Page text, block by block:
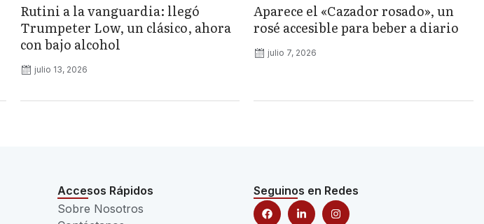
Rutini a la vanguardia: llegó
Trumpeter Low, un clásico, ahora
con bajo alcohol
julio 13, 2026
Aparece el «Cazador rosado», un
rosé accesible para beber a diario
julio 7, 2026
Accesos Rápidos
Sobre Nosotros
Seguinos en Redes